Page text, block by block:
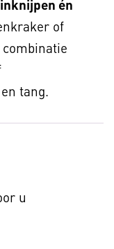
inknijpen én
of
tang.
u